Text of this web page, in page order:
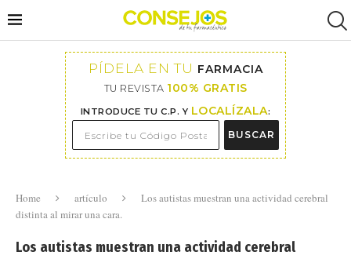
PÍDELA EN TU FARMACIA
TU REVISTA 100% GRATIS
INTRODUCE TU C.P. Y LOCALÍZALA:
BUSCAR
Home artículo
Los autistas muestran una actividad cerebral
distinta al mirar una cara.
Los autistas muestran una actividad cerebral